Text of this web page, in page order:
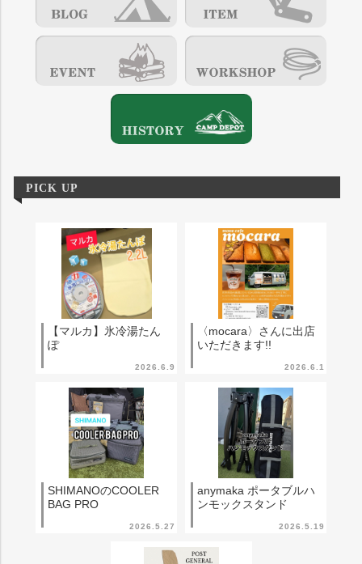
PICK UP
2026.6.9
【マルカ】氷冷湯たん
ぽ
2026.6.1
〈mocara〉さんに出店
いただきます!!
2026.5.27
SHIMANOのCOOLER
BAG PRO
2026.5.19
anymaka ポータブルハ
ンモックスタンド